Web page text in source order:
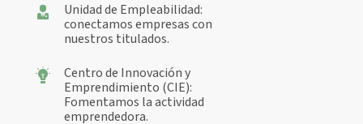
Unidad de Empleabilidad:
conectamos empresas con
nuestros titulados.
Centro de Innovación y
Emprendimiento (CIE):
Fomentamos la actividad
emprendedora.